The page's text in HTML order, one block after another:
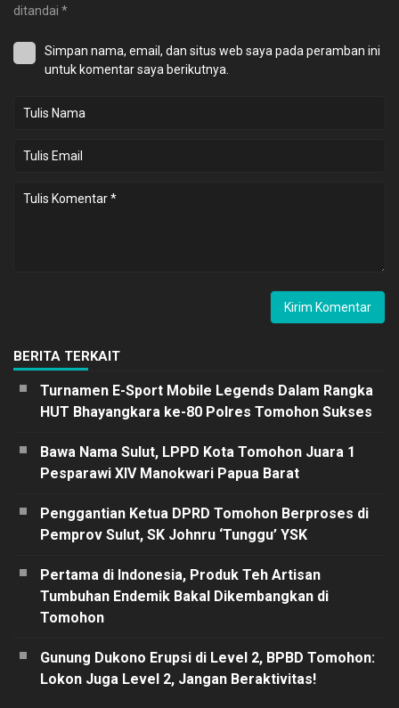
ditandai *
Simpan nama, email, dan situs web saya pada peramban ini
untuk komentar saya berikutnya.
BERITA TERKAIT
Turnamen E-Sport Mobile Legends Dalam Rangka
HUT Bhayangkara ke-80 Polres Tomohon Sukses
Bawa Nama Sulut, LPPD Kota Tomohon Juara 1
Pesparawi XIV Manokwari Papua Barat
Penggantian Ketua DPRD Tomohon Berproses di
Pemprov Sulut, SK Johnru ‘Tunggu’ YSK
Pertama di Indonesia, Produk Teh Artisan
Tumbuhan Endemik Bakal Dikembangkan di
Tomohon
Gunung Dukono Erupsi di Level 2, BPBD Tomohon:
Lokon Juga Level 2, Jangan Beraktivitas!